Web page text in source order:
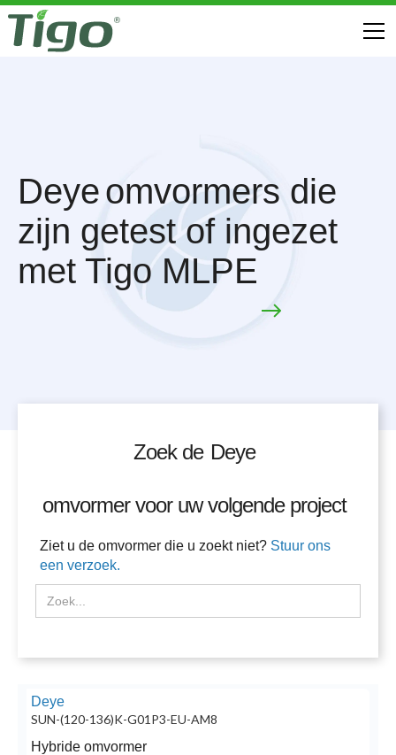
Deyeomvormers die
zijn getest of ingezet
met Tigo MLPE
Zoek de Deye
omvormer voor uw volgende project
Ziet u de omvormer die u zoekt niet? Stuur ons
een verzoek.
Deye
SUN-(120-136)K-G01P3-EU-AM8
Hybride omvormer